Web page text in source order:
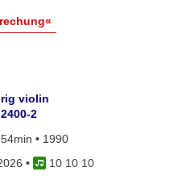
violin
2
• 1990
•
10 10 10